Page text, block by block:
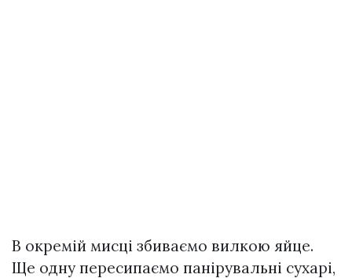
В окремій мисці збиваємо вилкою яйце.
Ще одну пересипаємо панірувальні сухарі,